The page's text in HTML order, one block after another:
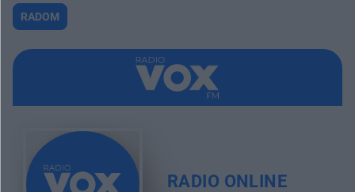
RADOM
RADIO ONLINE